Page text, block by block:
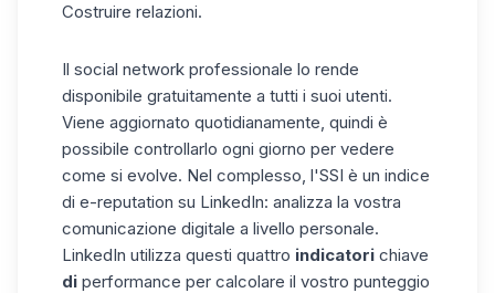
Costruire relazioni.
Il social network professionale lo rende
disponibile gratuitamente a tutti i suoi utenti.
Viene aggiornato quotidianamente, quindi è
possibile controllarlo ogni giorno per vedere
come si evolve. Nel complesso, l'SSI è un indice
di e-reputation su LinkedIn: analizza la vostra
comunicazione digitale a livello personale.
LinkedIn utilizza questi quattro indicatori chiave
di performance per calcolare il vostro punteggio